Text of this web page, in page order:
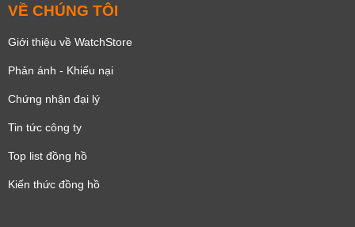
VỀ CHÚNG TÔI
Giới thiệu về WatchStore
Phản ánh - Khiếu nại
Chứng nhận đại lý
Tin tức công ty
Top list đồng hồ
Kiến thức đồng hồ